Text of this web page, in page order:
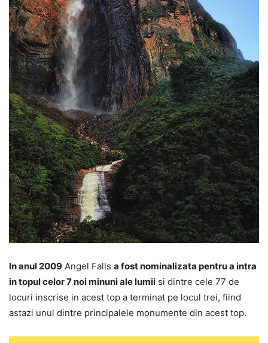
In anul 2009 Angel Falls a fost nominalizata pentru a intra
in topul celor 7 noi minuni ale lumii si dintre cele 77 de
locuri inscrise in acest top a terminat pe locul trei, fiind
astazi unul dintre principalele monumente din acest top.